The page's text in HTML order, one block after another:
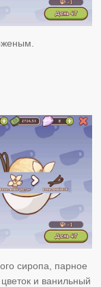
сиропа, парное
и ванильный